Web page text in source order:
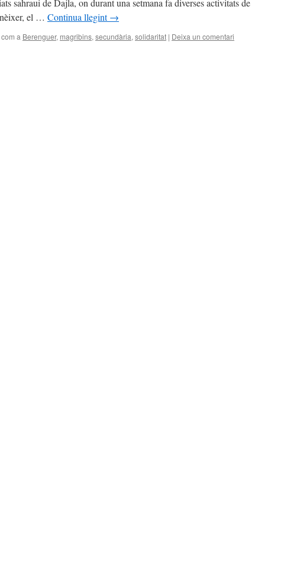
sahraui de Dajla, on durant una setmana fa diverses activitats de
el … Continua llegint→
a Berenguer, magribins, secundària, solidaritat | Deixa un comentari